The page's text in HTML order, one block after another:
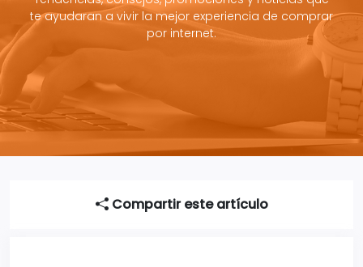
te ayudaran a vivir la mejor experiencia de comprar
por internet.
Compartir este artículo